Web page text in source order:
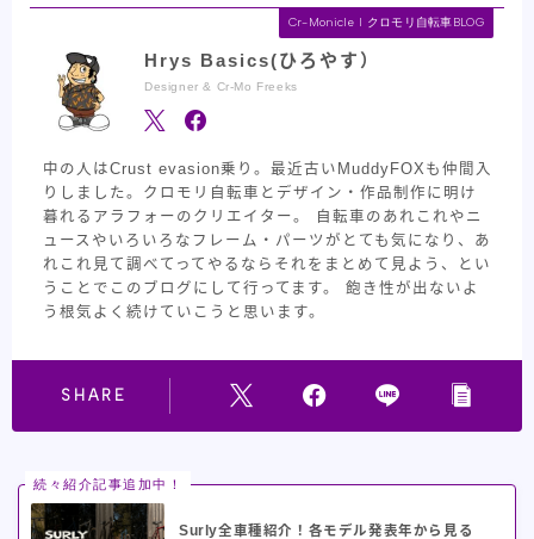
Cr-Monicle l クロモリ自転車BLOG
Hrys Basics(ひろやす）
Designer & Cr-Mo Freeks
中の人はCrust evasion乗り。最近古いMuddyFOXも仲間入
りしました。クロモリ自転車とデザイン・作品制作に明け
暮れるアラフォーのクリエイター。 自転車のあれこれやニ
ュースやいろいろなフレーム・パーツがとても気になり、あ
れこれ見て調べてってやるならそれをまとめて見よう、とい
うことでこのブログにして行ってます。 飽き性が出ないよ
う根気よく続けていこうと思います。
SHARE
続々紹介記事追加中！
Surly全車種紹介！各モデル発表年から見る